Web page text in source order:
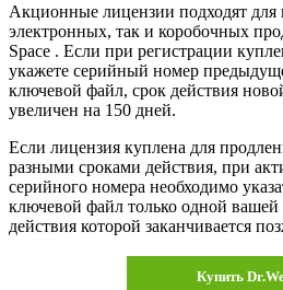
Акционные лицензии подходят для
электронных, так и коробочных
Space . Если при регистрации
укажете серийный номер
ключевой файл, срок действия
увеличен на 150 дней.
Если лицензия куплена для
разными сроками действия, при
серийного номера необходимо
ключевой файл только одной
действия которой заканчивается
Купить